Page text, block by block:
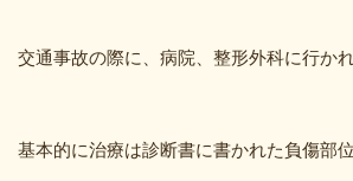
交通事故の際に、病院、整形外科に行か
基本的に治療は診断書に書かれた負傷部